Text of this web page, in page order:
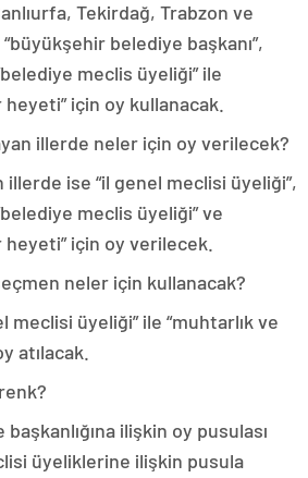
Tekirdağ, Trabzon ve
belediye başkanı”,
meclis üyeliği” ile
için oy kullanacak.
illerde neler için oy verilecek?
ise “il genel meclisi üyeliği”,
meclis üyeliği” ve
için oy verilecek.
neler için kullanacak?
meclisi üyeliği” ile “muhtarlık ve
atılacak.
ilişkin oy pusulası
üyeliklerine ilişkin pusula